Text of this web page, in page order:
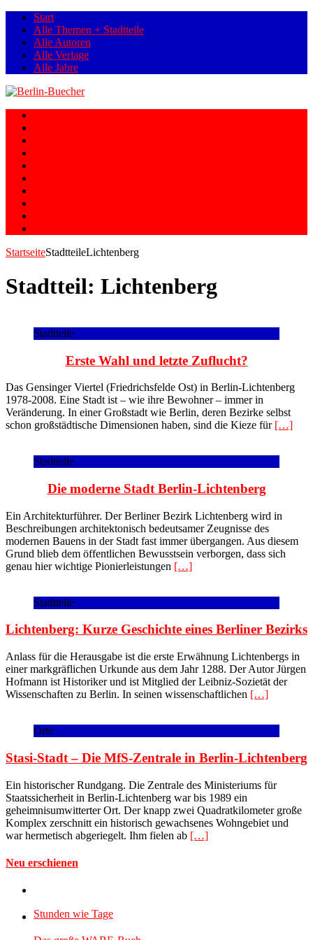
Start
Alle Themen + Stadtteile
Alle Autoren
Alle Verlage
Alle Jahre
StartseiteStadtteileLichtenberg
Stadtteil: Lichtenberg
Stadtteile
Erste Wahl und letzte Zuflucht?
Das Gensinger Viertel (Friedrichsfelde Ost) in Berlin-Lichtenberg
1978-2008. Eine Stadt ist – wie ihre Bewohner – immer in
Veränderung. In einer Großstadt wie Berlin, deren Bezirke selbst
schon großstädtische Dimensionen haben, sind die Kieze für […]
Stadtteile
Die moderne Stadt Berlin-Lichtenberg
Ein Architekturführer. Der Berliner Bezirk Lichtenberg wird in
Beschreibungen architektonisch bedeutsamer Zeugnisse des
modernen Bauens in der Stadt fast immer übergangen. Aus diesem
Grund blieb dem öffentlichen Bewusstsein verborgen, dass sich
genau hier wichtige Pionierleistungen […]
Stadtteile
Lichtenberg: Kurze Geschichte eines Berliner Bezirks
Anlass für die Herausgabe ist die erste Erwähnung Lichtenbergs in
einer markgräflichen Urkunde aus dem Jahr 1288. Der Autor Jürgen
Hofmann ist Historiker und ist Mitglied der Leibniz-Sozietät der
Wissenschaften zu Berlin. In seinen wissenschaftlichen […]
Orte
Stasi-Stadt – Die MfS-Zentrale in Berlin-Lichtenberg
Ein historischer Rundgang. Die Zentrale des Ministeriums für
Staatssicherheit in Berlin-Lichtenberg war bis 1989 ein
geheimnisumwitterter Ort. Der knapp zwei Quadratkilometer große
Komplex zerschnitt ein historisch gewachsenes Wohngebiet und
war hermetisch abgeriegelt. Ihm fielen ab […]
Neu erschienen
Stunden wie Tage